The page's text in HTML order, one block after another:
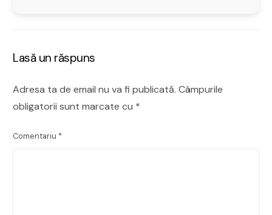
Lasă un răspuns
Adresa ta de email nu va fi publicată. Câmpurile
obligatorii sunt marcate cu *
Comentariu *